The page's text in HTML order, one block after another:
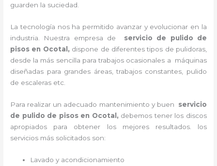
guarden la suciedad.
La tecnología nos ha permitido avanzar y evolucionar en la
industria. Nuestra empresa de
servicio de pulido de
pisos en Ocotal , dispone de diferentes tipos de pulidoras,
desde la más sencilla para trabajos ocasionales a máquinas
diseñadas para grandes áreas, trabajos constantes, pulido
de escaleras etc.
Para realizar un adecuado mantenimiento y buen servicio
de pulido de pisos en Ocotal, debemos tener los discos
apropiados para obtener los mejores resultados. los
servicios más solicitados son:
Lavado y acondicionamiento